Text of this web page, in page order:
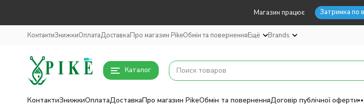
Магазин працює Затримка по
КонтактиЗнижкиОплатаДоставкаПро магазин PikeОбмін та поверненняЕщё Brands
Каталог
КонтактиЗнижкиОплатаДоставкаПро магазин PikeОбмін та поверненняДоговір публічної оферти